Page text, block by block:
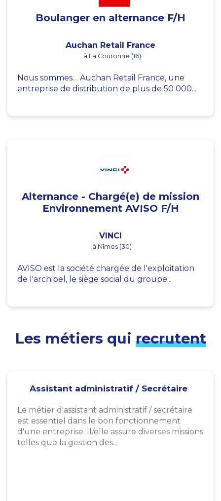
Boulanger en alternance F/H
Auchan Retail France
à La Couronne (16)
Nous sommes… Auchan Retail France, une
entreprise de distribution de plus de 50 000...
Alternance - Chargé(e) de mission
Environnement AVISO F/H
VINCI
à Nîmes (30)
AVISO est la société chargée de l'exploitation
de l'archipel, le siège social du groupe...
Les métiers qui recrutent
Assistant administratif / Secrétaire
Le métier d'assistant administratif / secrétaire
est essentiel dans le bon fonctionnement
d'une entreprise. Il/elle assure diverses missions
telles que la gestion des...